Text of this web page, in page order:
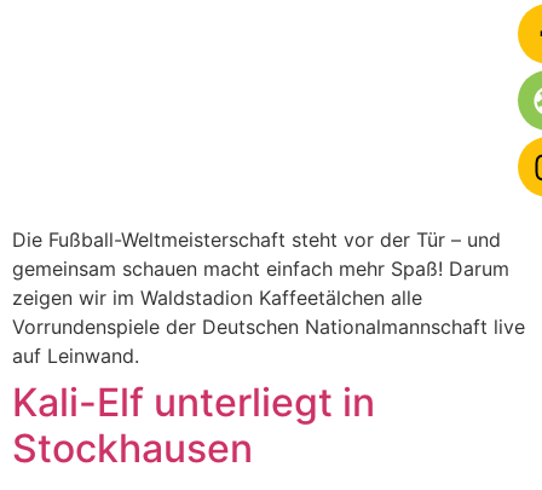
Die Fußball-Weltmeisterschaft steht vor der Tür – und
gemeinsam schauen macht einfach mehr Spaß! Darum
zeigen wir im Waldstadion Kaffeetälchen alle
Vorrundenspiele der Deutschen Nationalmannschaft live
auf Leinwand.
Kali-Elf unterliegt in
Stockhausen